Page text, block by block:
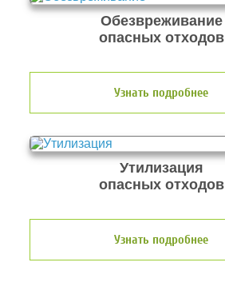
Обезвреживание
опасных отходов
Узнать подробнее
Утилизация
опасных отходов
Узнать подробнее